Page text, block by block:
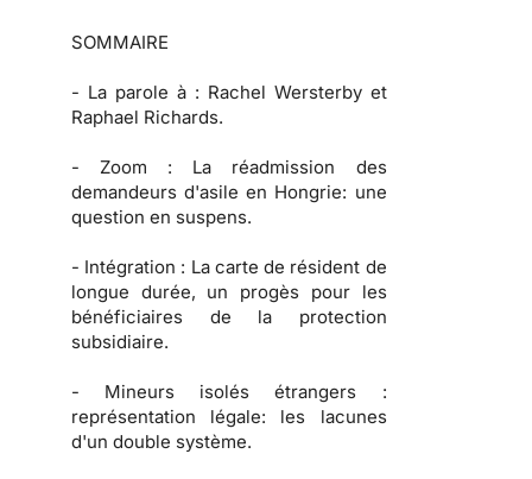
SOMMAIRE
- La parole à : Rachel Wersterby et
Raphael Richards.
-Zoom : La réadmission des
demandeurs d'asile en Hongrie: une
question en suspens.
- Intégration : La carte de résident de
longue durée, un progès pour les
bénéficiaires de la protection
subsidiaire.
- Mineurs isolés étrangers :
représentation légale: les lacunes
d'un double système.